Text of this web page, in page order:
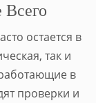
Всего
остается в
так и
в
проверки и